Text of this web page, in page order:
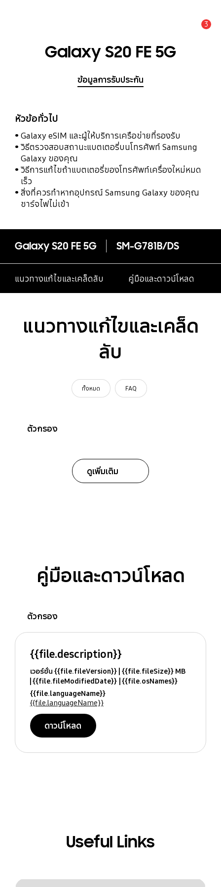
3
Galaxy S20 FE 5G
ข้อมูลการรับประกัน
หัวข้อทั่วไป
Galaxy eSIM และผู้ให้บริการเครือข่ายที่รองรับ
วิธีตรวจสอบสถานะแบตเตอรี่บนโทรศัพท์ Samsung
Galaxy ของคุณ
วิธีการแก้ไขถ้าแบตเตอรี่ของโทรศัพท์เครื่องใหม่หมด
เร็ว
สิ่งที่ควรทำหากอุปกรณ์ Samsung Galaxy ของคุณ
ชาร์จไฟไม่เข้า
Galaxy S20 FE 5G SM-G781B/DS
แนวทางแก้ไขและเคล็ดลับ คู่มือและดาวน์โหลด
แนวทางแก้ไขและเคล็ด
ลับ
ทั้งหมด FAQ
ตัวกรอง
ดูเพิ่มเติม
คู่มือและดาวน์โหลด
ตัวกรอง
{{file.description}}
เวอร์ชั่น {{file.fileVersion}} {{file.fileSize}} MB
{{file.fileModifiedDate}} {{file.osNames}}
{{file.languageName}}
{{file.languageName}}
ดาวน์โหลด
Useful Links